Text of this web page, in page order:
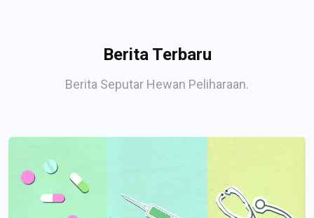
Berita Terbaru
Berita Seputar Hewan Peliharaan.